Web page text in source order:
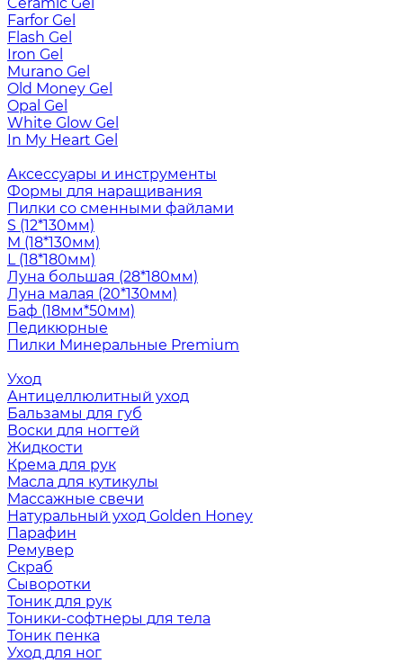
Farfor Gel
Flash Gel
Iron Gel
Murano Gel
Old Money Gel
Opal Gel
White Glow Gel
In My Heart Gel
Аксессуары и инструменты
Формы для наращивания
Пилки со сменными файлами
S (12*130мм)
M (18*130мм)
L (18*180мм)
Луна большая (28*180мм)
Луна малая (20*130мм)
Баф (18мм*50мм)
Педикюрные
Пилки Минеральные Premium
Уход
Антицеллюлитный уход
Бальзамы для губ
Воски для ногтей
Жидкости
Крема для рук
Масла для кутикулы
Массажные свечи
Натуральный уход Golden Honey
Парафин
Ремувер
Скраб
Сыворотки
Тоник для рук
Тоники-софтнеры для тела
Тоник пенка
Уход для ног